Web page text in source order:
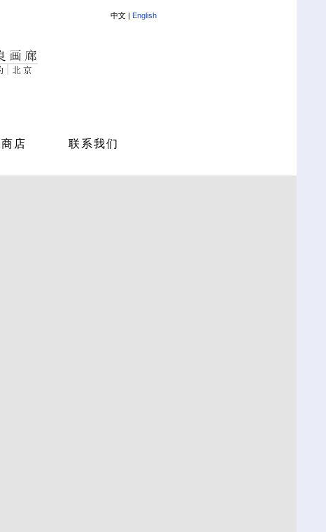
中文 | English
店 联系我们